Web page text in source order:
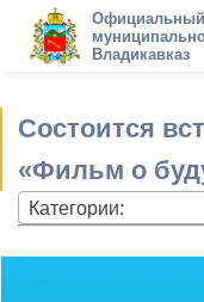
Официальный
Владикавказ
Состоится
«Фильм о
Категории: